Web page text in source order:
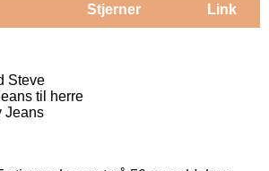
Stjerner Link
Steve
til herre
Jeans